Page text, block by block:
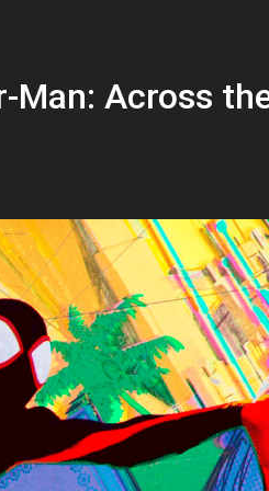
Man: Across